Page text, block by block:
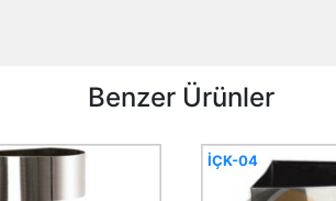
Benzer Ürünler
İÇK-04